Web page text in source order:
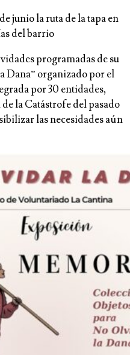
junio la ruta de la tapa en
del barrio
programadas de su
Dana” organizado por el
por 30 entidades,
la Catástrofe del pasado
las necesidades aún